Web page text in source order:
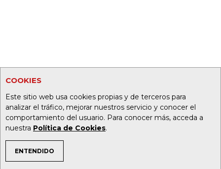
COOKIES
Este sitio web usa cookies propias y de terceros para
analizar el tráfico, mejorar nuestros servicio y conocer el
comportamiento del usuario. Para conocer más, acceda a
nuestra Política de Cookies.
ENTENDIDO
TEMAS DE INTERÉS